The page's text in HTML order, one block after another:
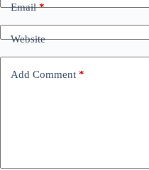
Email*
Website
Add Comment *